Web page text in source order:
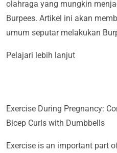
olahraga yang mungkin
Burpees. Artikel ini akan
umum seputar melakukan
Pelajari lebih lanjut
Exercise During Pregnancy:
Bicep Curls with Dumbbells
Exercise is an important part